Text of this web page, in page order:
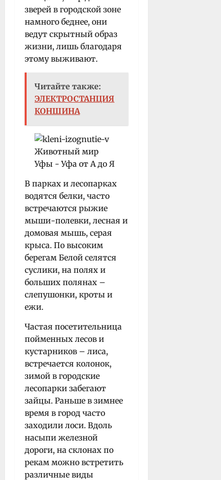
зверей в городской зоне
намного беднее, они
ведут скрытный образ
жизни, лишь благодаря
этому выживают.
Читайте также:
ЭЛЕКТРОСТАНЦИЯ
КОНШИНА
В парках и лесопарках
водятся белки, часто
встречаются рыжие
мыши-полевки, лесная и
домовая мышь, серая
крыса. По высоким
берегам Белой селятся
суслики, на полях и
больших полянах –
слепушонки, кроты и
ежи.
Частая посетительница
пойменных лесов и
кустарников – лиса,
встречается колонок,
зимой в городские
лесопарки забегают
зайцы. Раньше в зимнее
время в город часто
заходили лоси. Вдоль
насыпи железной
дороги, на склонах по
рекам можно встретить
различные виды